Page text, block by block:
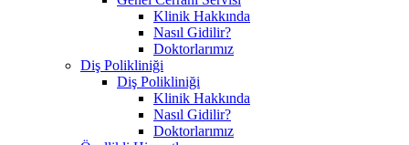
Klinik Hakkında
Nasıl Gidilir?
Doktorlarımız
Diş Polikliniği
Diş Polikliniği
Klinik Hakkında
Nasıl Gidilir?
Doktorlarımız